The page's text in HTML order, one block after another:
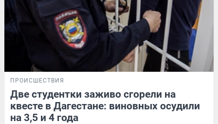
ПРОИСШЕСТВИЯ
Две студентки заживо сгорели на
квесте в Дагестане: виновных осудили
на 3,5 и 4 года